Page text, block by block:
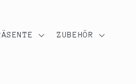
ZUBEHÖR